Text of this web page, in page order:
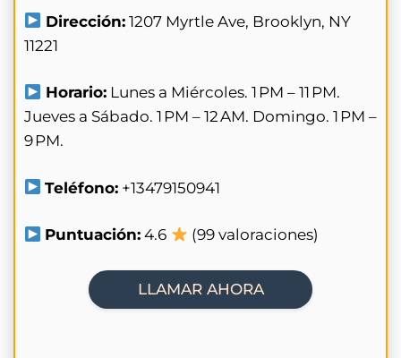
Dirección: 1207 Myrtle Ave, Brooklyn, NY
11221
Horario: Lunes a Miércoles. 1 PM – 11 PM.
Jueves a Sábado. 1 PM – 12 AM. Domingo. 1 PM –
9 PM.
Teléfono: +13479150941
Puntuación: 4.6 (99 valoraciones)
LLAMAR AHORA